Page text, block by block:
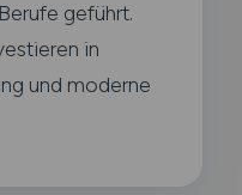
geführt.
in
und moderne